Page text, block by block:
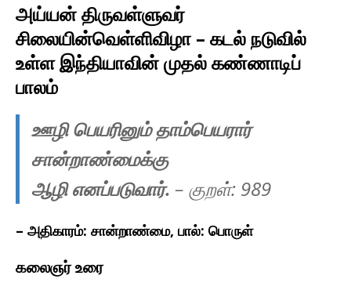
அய்யன் திருவள்ளுவர்
சிலையின்வெள்ளிவிழா – கடல் நடுவில்
உள்ள இந்தியாவின் முதல் கண்ணாடிப்
பாலம்
ஊழி பெயரினும் தாம்பெயரார்
சான்றாண்மைக்கு
ஆழி எனப்படுவார். – குறள்: 989
– அதிகாரம்: சான்றாண்மை, பால்: பொருள்
கலைஞர் உரை